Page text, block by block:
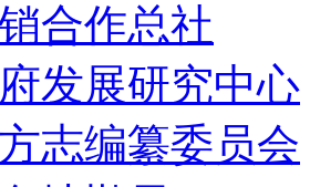
合作总社
发展研究中心
志编纂委员会